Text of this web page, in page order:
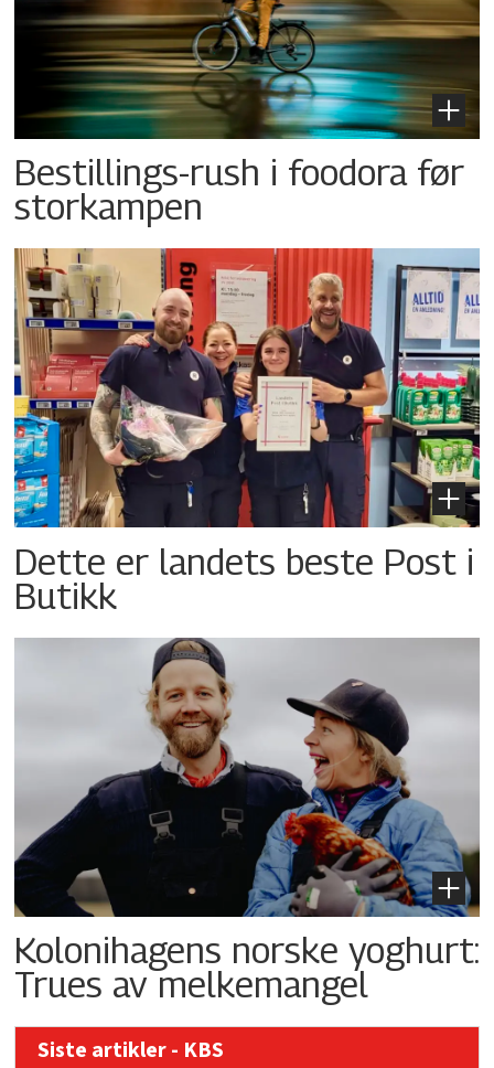
Bestillings-rush i foodora før
storkampen
Dette er landets beste Post i
Butikk
Kolonihagens norske yoghurt:
Trues av melkemangel
Siste artikler - KBS